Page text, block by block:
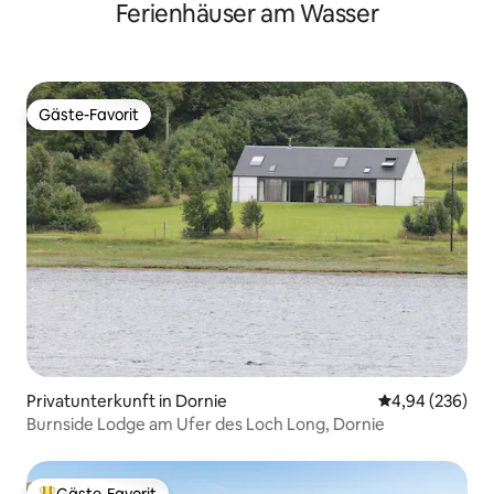
Ferienhäuser am Wasser
Gäste-Favorit
Gäste-Favorit
Privatunterkunft in Dornie
4,94 (236)
Burnside Lodge am Ufer des Loch Long, Dornie